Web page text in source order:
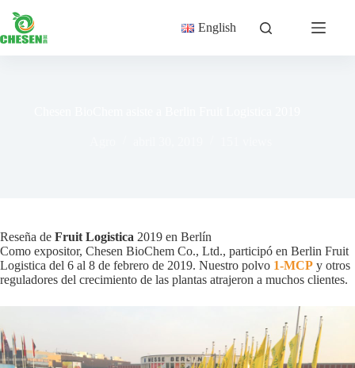
contenido
English
Reseña de Fruit Logistica 2019 en Berlín
Como expositor, Chesen BioChem Co., Ltd., participó en Berlin Fruit
Logistica del 6 al 8 de febrero de 2019. Nuestro polvo 1-MCP y otros
reguladores del crecimiento de las plantas atrajeron a muchos clientes.